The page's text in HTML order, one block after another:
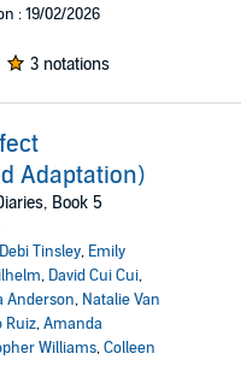
: 19/02/2026
3 notations
Adaptation)
Book 5
Debi Tinsley, Emily
, David Cui Cui,
Anderson, Natalie Van
Ruiz,Amanda
Williams,Colleen